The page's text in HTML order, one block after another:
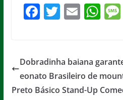
F
e
b
o
T
er
E
l
W
s
A
p
Dobradinha baiana
eonato Brasileiro de
Preto Básico Stand-Up